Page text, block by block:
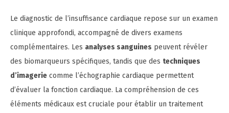
Le diagnostic de l’insuffisance cardiaque repose sur un examen
clinique approfondi, accompagné de divers examens
complémentaires. Les analyses sanguines peuvent révéler
des biomarqueurs spécifiques, tandis que des techniques
d’imagerie comme l’échographie cardiaque permettent
d’évaluer la fonction cardiaque. La compréhension de ces
éléments médicaux est cruciale pour établir un traitement